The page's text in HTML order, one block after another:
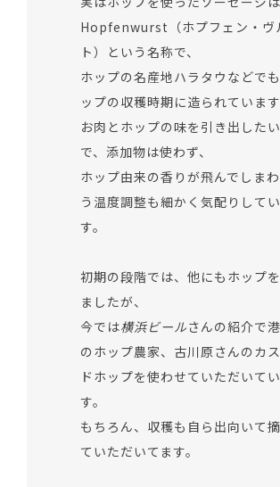
Hopfenwurst（ホプフェン・ヴ
ト）という名称で、
ホップの名産地ハラタウなどで
ップの収穫時期に造られています
お肉とホップの味を引き出した
で、添加物は使わず、
ホップ由来の香りが飛んでしま
う温度調整も細かく気配りして
す。
初期の段階では、他にもホップ
ましたが、
今では横浜ビールさんの紹介で
のホップ農家、古川原さんのカ
ドホップを使わせていただいて
す。
もちろん、収穫も自ら出向いて
ていただいてます。